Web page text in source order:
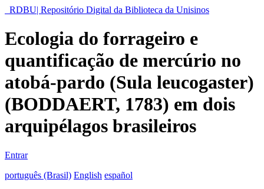
RDBU| Repositório Digital da Biblioteca da Unisinos
Ecologia do forrageiro e
quantificação de mercúrio no
atobá-pardo (Sula leucogaster)
(BODDAERT, 1783) em dois
arquipélagos brasileiros
Entrar
português (Brasil) English español